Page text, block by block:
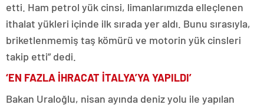
etti. Ham petrol yük cinsi, limanlarımızda elleçlenen
ithalat yükleri içinde ilk sırada yer aldı. Bunu sırasıyla,
briketlenmemiş taş kömürü ve motorin yük cinsleri
takip etti” dedi.
‘EN FAZLA İHRACAT İTALYA’YA YAPILDI’
Bakan Uraloğlu, nisan ayında deniz yolu ile yapılan